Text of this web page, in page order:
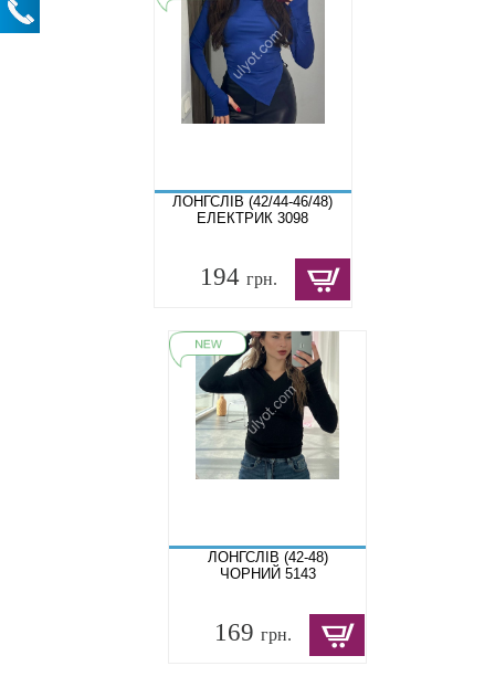
ЛОНГСЛІВ (42/44-46/48)
ЕЛЕКТРИК 3098
194 грн.
ЛОНГСЛІВ (42-48)
ЧОРНИЙ 5143
169 грн.